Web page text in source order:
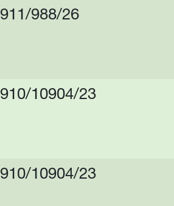
911/988/26
910/10904/23
910/10904/23